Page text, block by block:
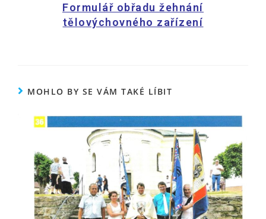
Formulář obřadu žehnání
tělovýchovného zařízení
MOHLO BY SE VÁM TAKÉ LÍBIT